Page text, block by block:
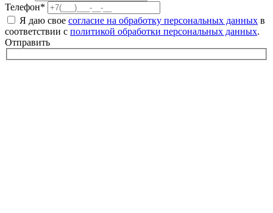
Телефон*
Я даю свое согласие на обработку персональных данных в
соответствии с политикой обработки персональных данных.
Отправить